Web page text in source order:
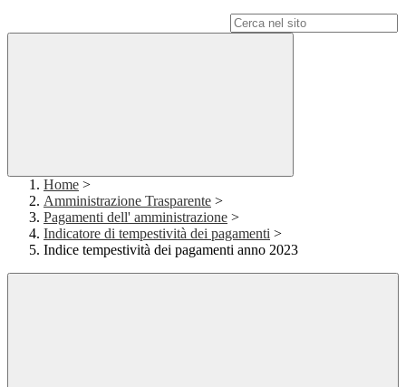
Home >
Amministrazione Trasparente >
Pagamenti dell' amministrazione >
Indicatore di tempestività dei pagamenti >
Indice tempestività dei pagamenti anno 2023